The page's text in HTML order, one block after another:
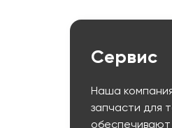
Сервис
Наша
запчасти для
обеспечивают